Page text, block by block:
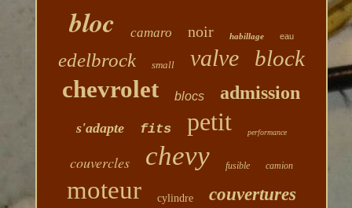
bloc camaro noir habillage eau
edelbrock small valve block
chevrolet blocs admission
s'adapte fits petit performance
couvercles chevy fusible camion
moteur cylindre couvertures